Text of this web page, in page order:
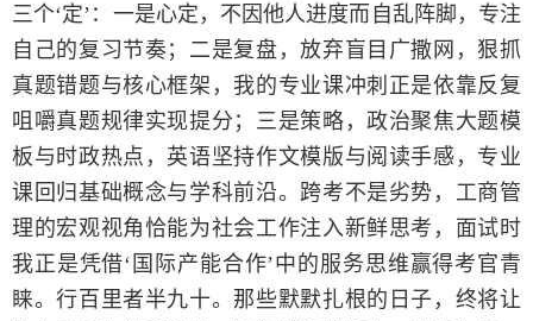
三个‘定’：一是心定，不因他人进度而自乱阵脚，专注
自己的复习节奏；二是复盘，放弃盲目广撒网，狠抓
真题错题与核心框架，我的专业课冲刺正是依靠反复
咀嚼真题规律实现提分；三是策略，政治聚焦大题模
板与时政热点，英语坚持作文模版与阅读手感，专业
课回归基础概念与学科前沿。跨考不是劣势，工商管
理的宏观视角恰能为社会工作注入新鲜思考，面试时
我正是凭借‘国际产能合作’中的服务思维赢得考官青
睐。行百里者半九十。那些默默扎根的日子，终将让